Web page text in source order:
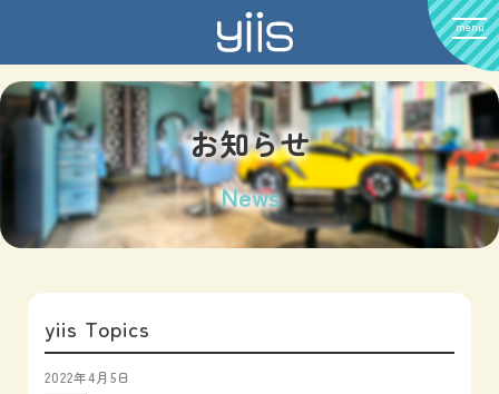
お知らせ
News
yiis Topics
2022年4月5日
menu